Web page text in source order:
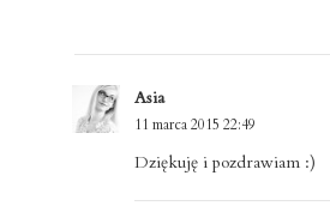
Asia
11 marca 2015 22:49
Dziękuję i pozdrawiam :)